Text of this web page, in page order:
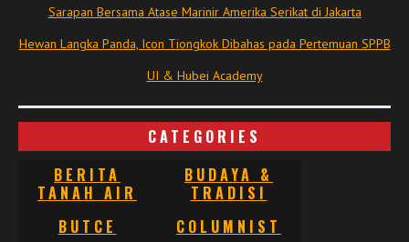
Sarapan Bersama Atase Marinir Amerika Serikat di Jakarta
Hewan Langka Panda, Icon Tiongkok Dibahas pada Pertemuan SPPB
UI & Hubei Academy
CATEGORIES
BERITA
TANAH AIR
BUDAYA &
TRADISI
BUTCE
COLUMNIST